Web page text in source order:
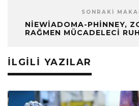
SONRAKI
NIEWIADOMA-PHINNEY,
RAĞMEN MÜCADELECI
İLGILI YAZILAR